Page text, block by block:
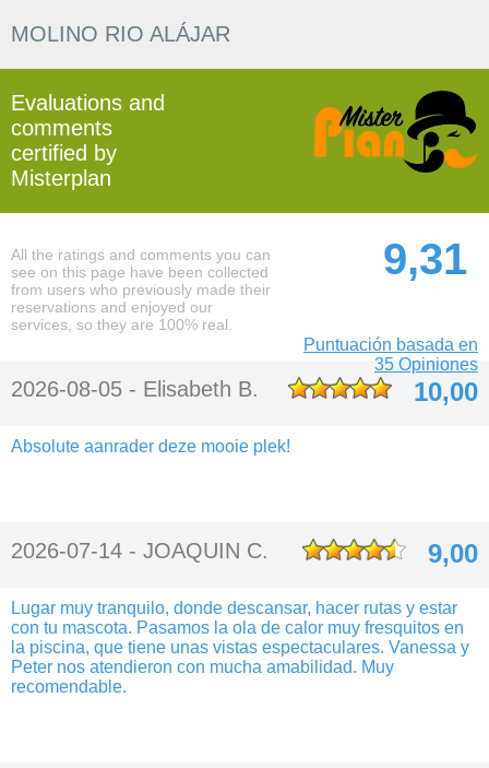
MOLINO RIO ALÁJAR
Evaluations and
comments
certified by
Misterplan
All the ratings and comments you can
see on this page have been collected
from users who previously made their
reservations and enjoyed our
services, so they are 100% real.
9,31
Puntuación basada en
35 Opiniones
2026-08-05 - Elisabeth B. 10,00
Absolute aanrader deze mooie plek!
2026-07-14 - JOAQUIN C. 9,00
Lugar muy tranquilo, donde descansar, hacer rutas y estar
con tu mascota. Pasamos la ola de calor muy fresquitos en
la piscina, que tiene unas vistas espectaculares. Vanessa y
Peter nos atendieron con mucha amabilidad. Muy
recomendable.